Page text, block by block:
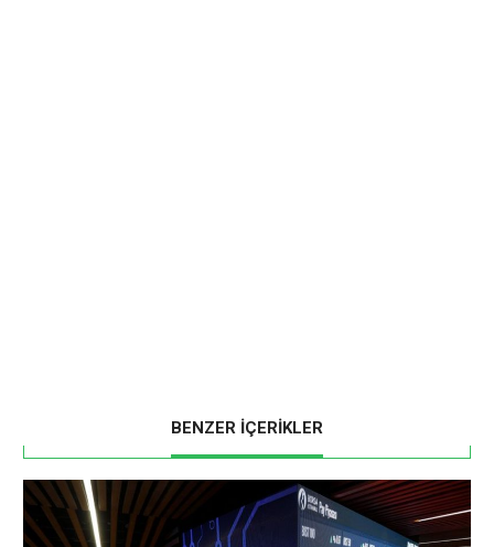
BENZER İÇERİKLER